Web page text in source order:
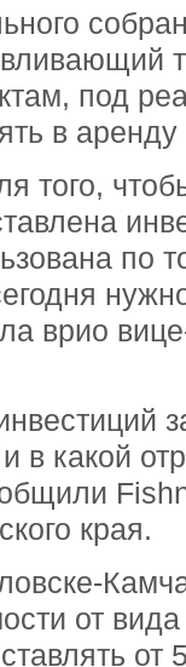
под
в аренду
того,
по
врио
в какой
края.
от
от